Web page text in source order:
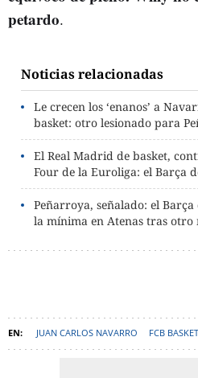
petardo.
Noticias relacionadas
Le crecen los ‘enanos’ a
basket: otro lesionado para
El Real Madrid de basket,
Four de la Euroliga: el Barça
Peñarroya, señalado: el
la mínima en Atenas tras otro
JUAN CARLOS NAVARRO FCB BASKET